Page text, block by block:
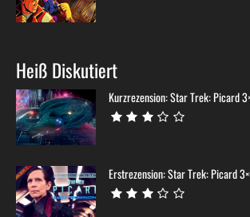
Heiß Diskutiert
Kurzrezension: Star Trek: Picard
Erstrezension: Star Trek: Picard